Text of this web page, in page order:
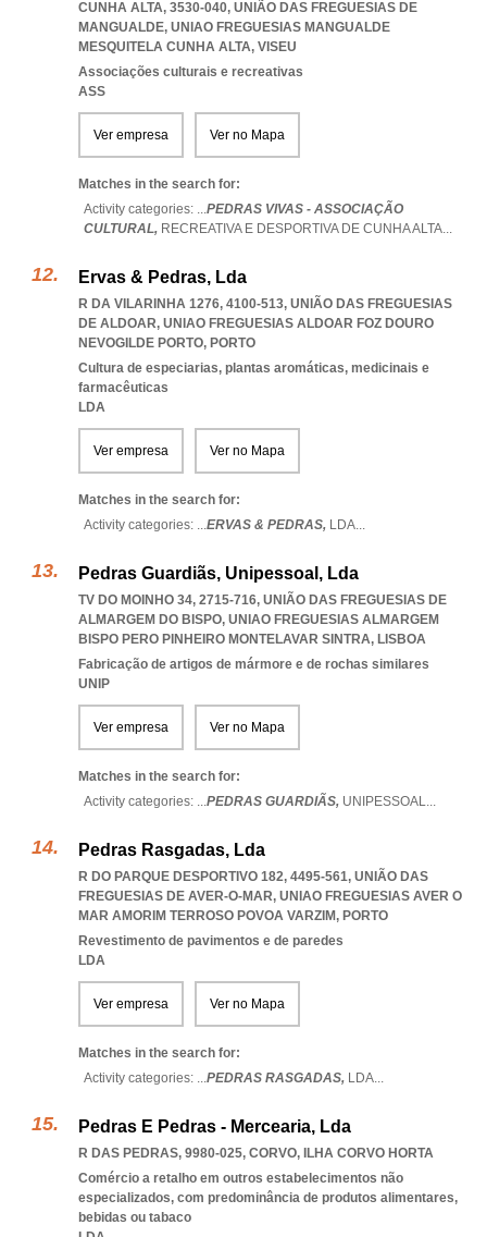
CUNHA ALTA, 3530-040, UNIÃO DAS FREGUESIAS DE
MANGUALDE, UNIAO FREGUESIAS MANGUALDE
MESQUITELA CUNHA ALTA, VISEU
Associações culturais e recreativas
ASS
Ver empresa Ver no Mapa
Matches in the search for:
Activity categories: ...PEDRAS VIVAS - ASSOCIAÇÃO
CULTURAL, RECREATIVA E DESPORTIVA DE CUNHA ALTA...
Ervas & Pedras, Lda
R DA VILARINHA 1276, 4100-513, UNIÃO DAS FREGUESIAS
DE ALDOAR, UNIAO FREGUESIAS ALDOAR FOZ DOURO
NEVOGILDE PORTO, PORTO
Cultura de especiarias, plantas aromáticas, medicinais e
farmacêuticas
LDA
Ver empresa Ver no Mapa
Matches in the search for:
Activity categories: ...ERVAS & PEDRAS, LDA...
Pedras Guardiãs, Unipessoal, Lda
TV DO MOINHO 34, 2715-716, UNIÃO DAS FREGUESIAS DE
ALMARGEM DO BISPO, UNIAO FREGUESIAS ALMARGEM
BISPO PERO PINHEIRO MONTELAVAR SINTRA, LISBOA
Fabricação de artigos de mármore e de rochas similares
UNIP
Ver empresa Ver no Mapa
Matches in the search for:
Activity categories: ...PEDRAS GUARDIÃS, UNIPESSOAL...
Pedras Rasgadas, Lda
R DO PARQUE DESPORTIVO 182, 4495-561, UNIÃO DAS
FREGUESIAS DE AVER-O-MAR, UNIAO FREGUESIAS AVER O
MAR AMORIM TERROSO POVOA VARZIM, PORTO
Revestimento de pavimentos e de paredes
LDA
Ver empresa Ver no Mapa
Matches in the search for:
Activity categories: ...PEDRAS RASGADAS, LDA...
Pedras E Pedras - Mercearia, Lda
R DAS PEDRAS, 9980-025, CORVO, ILHA CORVO HORTA
Comércio a retalho em outros estabelecimentos não
especializados, com predominância de produtos alimentares,
bebidas ou tabaco